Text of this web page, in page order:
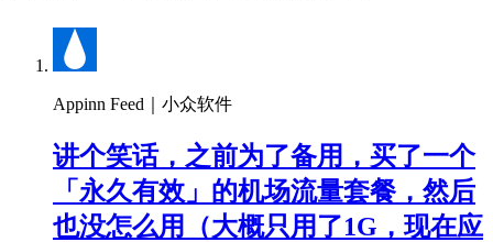
Appinn Feed｜小众软件
讲个笑话，之前为了备用，买了一个
「永久有效」的机场流量套餐，然后
也没怎么用（大概只用了1G，现在应